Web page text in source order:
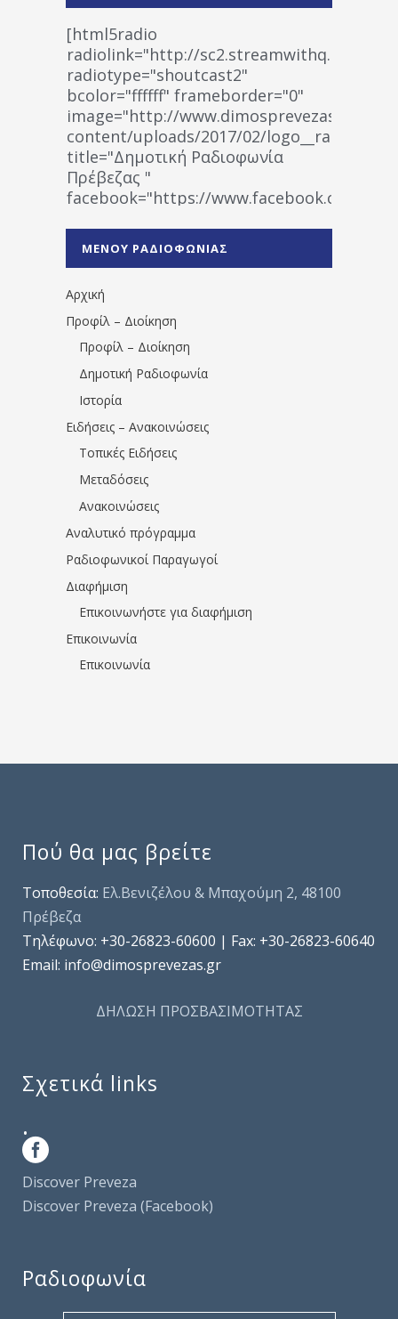
[html5radio
radiolink="http://
radiotype="shoutcast2"
bcolor="ffffff" frameborder="0"
image="http://www.dimosprevezas.gr/wp-
content/uploads/2017/02/
title="Δημοτική Ραδιοφωνία
Πρέβεζας "
facebook="https://www.facebook.com/
1531194763766854/" artist="" ]
ΜΕΝΟΥ ΡΑΔΙΟΦΩΝΙΑΣ
Αρχική
Προφίλ – Διοίκηση
Προφίλ – Διοίκηση
Δημοτική Ραδιοφωνία
Ιστορία
Ειδήσεις – Ανακοινώσεις
Τοπικές Ειδήσεις
Μεταδόσεις
Ανακοινώσεις
Αναλυτικό πρόγραμμα
Ραδιοφωνικοί Παραγωγοί
Διαφήμιση
Επικοινωνήστε για διαφήμιση
Επικοινωνία
Επικοινωνία
Πού θα μας βρείτε
Τοποθεσία: Ελ.Βενιζέλου & Μπαχούμη 2, 48100
Πρέβεζα
Τηλέφωνo: +30-26823-60600 | Fax: +30-26823-60640
Email: info@dimosprevezas.gr
ΔΗΛΩΣΗ ΠΡΟΣΒΑΣΙΜΟΤΗΤΑΣ
Σχετικά links
.
Discover Preveza
Discover Preveza (Facebook)
Ραδιοφωνία